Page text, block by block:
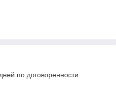
по договоренности